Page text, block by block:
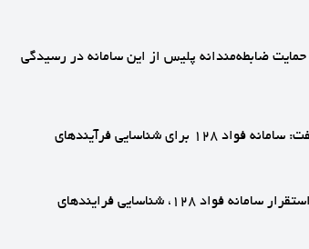
ضابطه‌مندانه پلیس از این سامانه در رسیدگی
🔹دکتر علاءالدین رفیع‌زاده؛ معاون رئیس‌جمهور و رئیس این سازمان، 7 مردادماه در این نشست با تأکید بر لزوم اصلاح فرآیندهای آزاردهنده در دستگاه‌های اجرایی گفت: سامانه فواد ۱۲۸ برای شناسایی فرآیندهای
🔹وی با تصریح اینکه رضایتمندی کافی از نظام اداری وجود ندارد، تاکید کرد: تا زمانی که فرآیندها اصلاح نشود، فساد از نظام اداری برچیده نمی‌شود و یکی از اهداف استقرار سامانه فواد 128، شناسایی فرایندهای